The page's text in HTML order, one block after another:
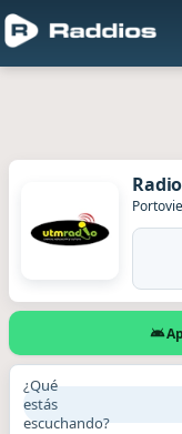
¿Qué
estás
escuchando?